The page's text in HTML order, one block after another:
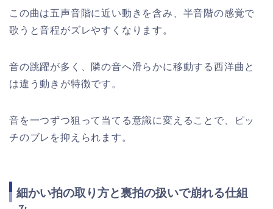
この曲は五声音階に近い動きを含み、半音階の感覚で
歌うと音程がズレやすくなります。
音の跳躍が多く、隣の音へ滑らかに移動する西洋曲と
は違う動きが特徴です。
音を一つずつ狙って当てる意識に変えることで、ピッ
チのブレを抑えられます。
細かい拍の取り方と裏拍の扱いで崩れる仕組